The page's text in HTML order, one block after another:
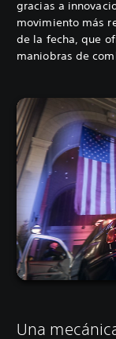
gracias a
movimiento más
de la fecha, que
maniobras de
Una